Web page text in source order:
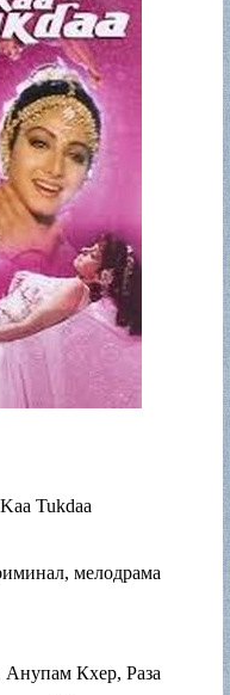
Tukdaa
мелодрама
Кхер, Раза